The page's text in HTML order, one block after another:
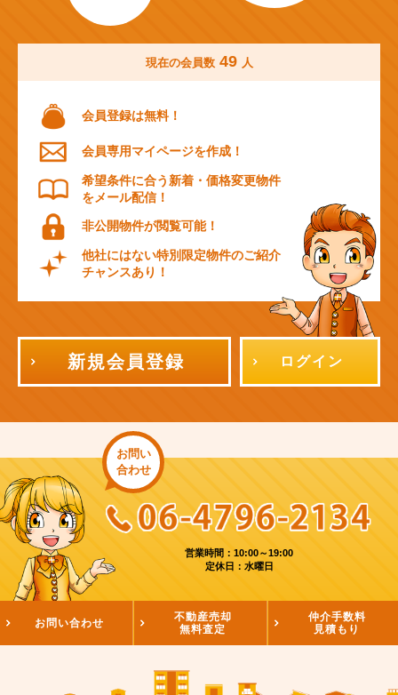
現在の会員数 49 人
会員登録は無料！
会員専用マイページを作成！
希望条件に合う新着・価格変更物件
をメール配信！
非公開物件が閲覧可能！
他社にはない特別限定物件のご紹介
チャンスあり！
新規会員登録 ログイン
お問い
合わせ
営業時間：10:00～19:00
定休日：水曜日
お問い合わせ
不動産売却
無料査定
仲介手数料
見積もり